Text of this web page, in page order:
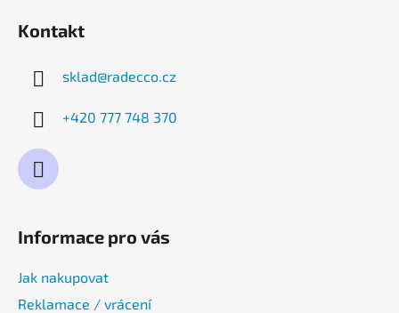
Kontakt
sklad@radecco.cz
+420 777 748 370
Informace pro vás
Jak nakupovat
Reklamace / vrácení